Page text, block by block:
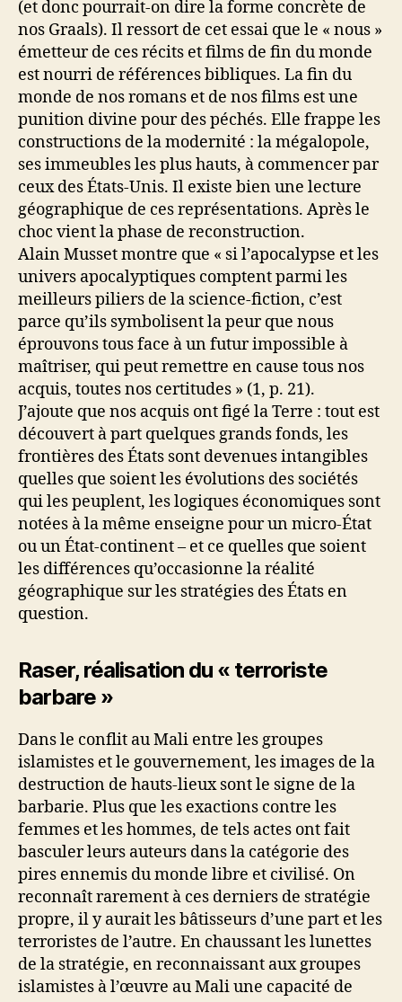
(et donc pourrait-on dire la forme concrète de
nos Graals). Il ressort de cet essai que le « nous »
émetteur de ces récits et films de fin du monde
est nourri de références bibliques. La fin du
monde de nos romans et de nos films est une
punition divine pour des péchés. Elle frappe les
constructions de la modernité : la mégalopole,
ses immeubles les plus hauts, à commencer par
ceux des États-Unis. Il existe bien une lecture
géographique de ces représentations. Après le
choc vient la phase de reconstruction.
Alain Musset montre que « si l’apocalypse et les
univers apocalyptiques comptent parmi les
meilleurs piliers de la science-fiction, c’est
parce qu’ils symbolisent la peur que nous
éprouvons tous face à un futur impossible à
maîtriser, qui peut remettre en cause tous nos
acquis, toutes nos certitudes » (1, p. 21).
J’ajoute que nos acquis ont figé la Terre : tout est
découvert à part quelques grands fonds, les
frontières des États sont devenues intangibles
quelles que soient les évolutions des sociétés
qui les peuplent, les logiques économiques sont
notées à la même enseigne pour un micro-État
ou un État-continent – et ce quelles que soient
les différences qu’occasionne la réalité
géographique sur les stratégies des États en
question.
Raser, réalisation du « terroriste
barbare »
Dans le conflit au Mali entre les groupes
islamistes et le gouvernement, les images de la
destruction de hauts-lieux sont le signe de la
barbarie. Plus que les exactions contre les
femmes et les hommes, de tels actes ont fait
basculer leurs auteurs dans la catégorie des
pires ennemis du monde libre et civilisé. On
reconnaît rarement à ces derniers de stratégie
propre, il y aurait les bâtisseurs d’une part et les
terroristes de l’autre. En chaussant les lunettes
de la stratégie, en reconnaissant aux groupes
islamistes à l’œuvre au Mali une capacité de